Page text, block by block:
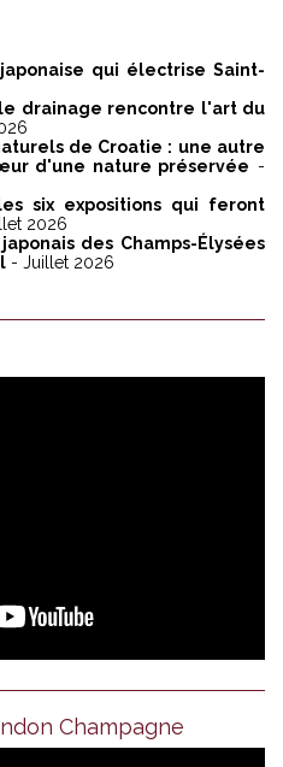
qui électrise Saint-
le drainage rencontre l'art du
de Croatie : une autre
d'une nature préservée -
six expositions qui feront
2026
des Champs-Élysées
- Juillet 2026
Champagne